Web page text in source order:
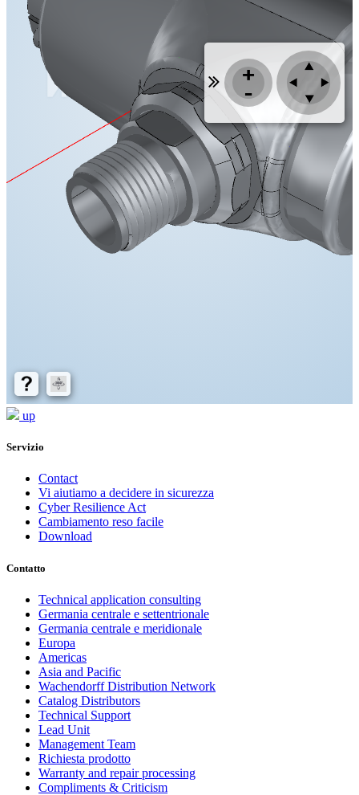
up
Servizio
Contact
Vi aiutiamo a decidere in sicurezza
Cyber Resilience Act
Cambiamento reso facile
Download
Contatto
Technical application consulting
Germania centrale e settentrionale
Germania centrale e meridionale
Europa
Americas
Asia and Pacific
Wachendorff Distribution Network
Catalog Distributors
Technical Support
Lead Unit
Management Team
Richiesta prodotto
Warranty and repair processing
Compliments & Criticism